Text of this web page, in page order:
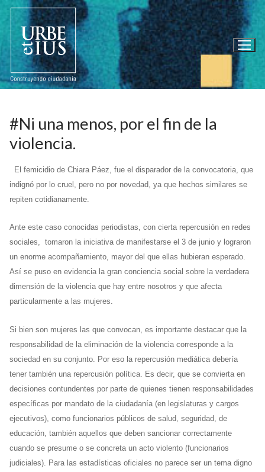
contenido
#Ni una menos, por el fin de la
violencia.
El femicidio de Chiara Páez, fue el disparador de la convocatoria, que
indignó por lo cruel, pero no por novedad, ya que hechos similares se
repiten cotidianamente.
Ante este caso conocidas periodistas, con cierta repercusión en redes
sociales, tomaron la iniciativa de manifestarse el 3 de junio y lograron
un enorme acompañamiento, mayor del que ellas hubieran esperado.
Así se puso en evidencia la gran conciencia social sobre la verdadera
dimensión de la violencia que hay entre nosotros y que afecta
particularmente a las mujeres.
Si bien son mujeres las que convocan, es importante destacar que la
responsabilidad de la eliminación de la violencia corresponde a la
sociedad en su conjunto. Por eso la repercusión mediática debería
tener también una repercusión política. Es decir, que se convierta en
decisiones contundentes por parte de quienes tienen responsabilidades
específicas por mandato de la ciudadanía (en legislaturas y cargos
ejecutivos), como funcionarios públicos de salud, seguridad, de
educación, también aquellos que deben sancionar correctamente
cuando se presume o se concreta un acto violento (funcionarios
judiciales). Para las estadísticas oficiales no parece ser un tema digno